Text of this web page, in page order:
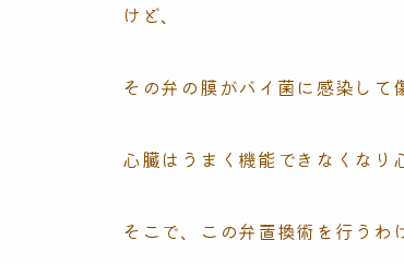
けど、
その弁の膜がバイ菌に感染して
心臓はうまく機能できなくなり
そこで、この弁置換術を行うわ